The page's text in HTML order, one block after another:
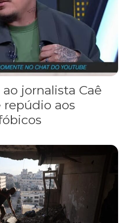
jornalista Caê
repúdio aos
enquanto o Conselho da Paz